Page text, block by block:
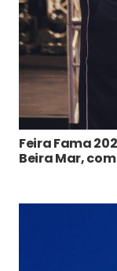
Feira Fama
Beira Mar,